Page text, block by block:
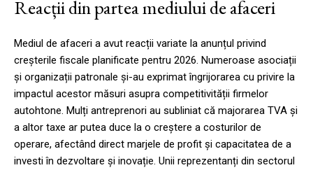
Reacții din partea mediului de afaceri
Mediul de afaceri a avut reacții variate la anunțul privind
creșterile fiscale planificate pentru 2026. Numeroase asociații
și organizații patronale și-au exprimat îngrijorarea cu privire la
impactul acestor măsuri asupra competitivității firmelor
autohtone. Mulți antreprenori au subliniat că majorarea TVA și
a altor taxe ar putea duce la o creștere a costurilor de
operare, afectând direct marjele de profit și capacitatea de a
investi în dezvoltare și inovație. Unii reprezentanți din sectorul